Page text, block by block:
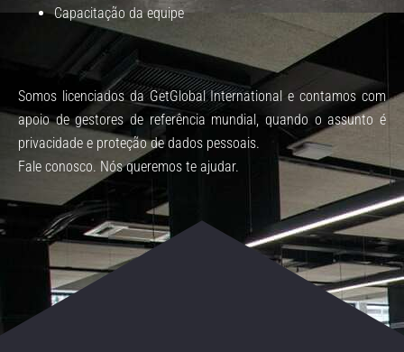
Capacitação da equipe
Somos licenciados da GetGlobal International e contamos com
apoio de gestores de referência mundial, quando o assunto é
privacidade e proteção de dados pessoais.
Fale conosco. Nós queremos te ajudar.